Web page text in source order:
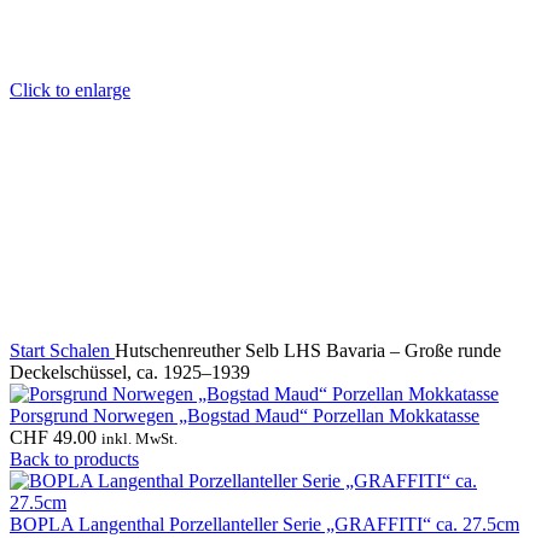
Click to enlarge
Start Schalen Hutschenreuther Selb LHS Bavaria – Große runde
Deckelschüssel, ca. 1925–1939
Porsgrund Norwegen „Bogstad Maud“ Porzellan Mokkatasse
CHF 49.00 inkl. MwSt.
Back to products
BOPLA Langenthal Porzellanteller Serie „GRAFFITI“ ca. 27.5cm